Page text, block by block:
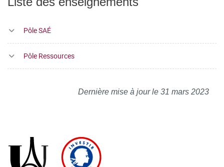
Pôle SAÉ
Pôle Ressources
Dernière mise à jour le 31 mars 2023